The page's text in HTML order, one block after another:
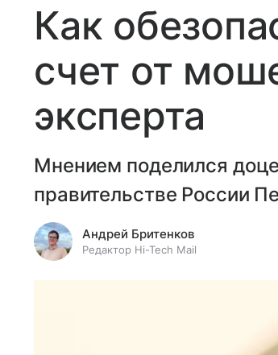
Как
счет от
эксперта
Мнением поделился
правительстве России
Андрей Бритенков
Редактор Hi-Tech Mail